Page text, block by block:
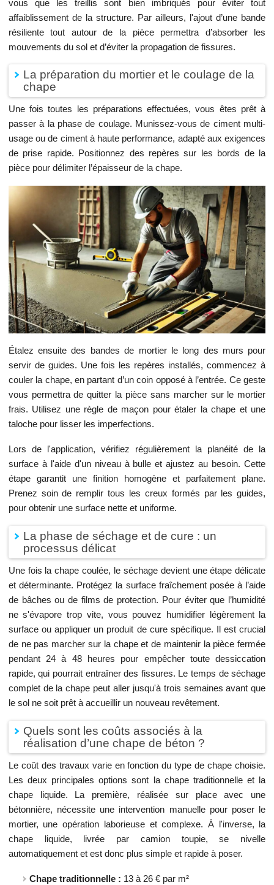
vous que les treillis sont bien imbriqués pour éviter tout
affaiblissement de la structure. Par ailleurs, l'ajout d’une bande
résiliente tout autour de la pièce permettra d’absorber les
mouvements du sol et d’éviter la propagation de fissures.
La préparation du mortier et le coulage de la
chape
Une fois toutes les préparations effectuées, vous êtes prêt à
passer à la phase de coulage. Munissez-vous de ciment multi-
usage ou de ciment à haute performance, adapté aux exigences
de prise rapide. Positionnez des repères sur les bords de la
pièce pour délimiter l’épaisseur de la chape.
Étalez ensuite des bandes de mortier le long des murs pour
servir de guides. Une fois les repères installés, commencez à
couler la chape, en partant d’un coin opposé à l’entrée. Ce geste
vous permettra de quitter la pièce sans marcher sur le mortier
frais. Utilisez une règle de maçon pour étaler la chape et une
taloche pour lisser les imperfections.
Lors de l'application, vérifiez régulièrement la planéité de la
surface à l'aide d'un niveau à bulle et ajustez au besoin. Cette
étape garantit une finition homogène et parfaitement plane.
Prenez soin de remplir tous les creux formés par les guides,
pour obtenir une surface nette et uniforme.
La phase de séchage et de cure : un
processus délicat
Une fois la chape coulée, le séchage devient une étape délicate
et déterminante. Protégez la surface fraîchement posée à l’aide
de bâches ou de films de protection. Pour éviter que l’humidité
ne s'évapore trop vite, vous pouvez humidifier légèrement la
surface ou appliquer un produit de cure spécifique. Il est crucial
de ne pas marcher sur la chape et de maintenir la pièce fermée
pendant 24 à 48 heures pour empêcher toute dessiccation
rapide, qui pourrait entraîner des fissures. Le temps de séchage
complet de la chape peut aller jusqu'à trois semaines avant que
le sol ne soit prêt à accueillir un nouveau revêtement.
Quels sont les coûts associés à la
réalisation d’une chape de béton ?
Le coût des travaux varie en fonction du type de chape choisie.
Les deux principales options sont la chape traditionnelle et la
chape liquide. La première, réalisée sur place avec une
bétonnière, nécessite une intervention manuelle pour poser le
mortier, une opération laborieuse et complexe. À l'inverse, la
chape liquide, livrée par camion toupie, se nivelle
automatiquement et est donc plus simple et rapide à poser.
Chape traditionnelle : 13 à 26 € par m²